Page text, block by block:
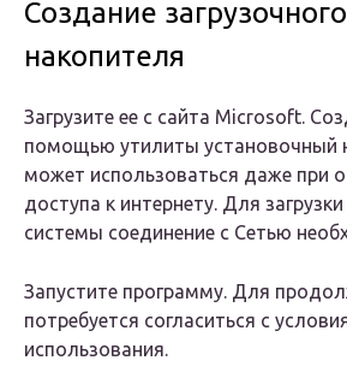
Создание загрузочного
накопителя
Загрузите ее с сайта Microsoft.
помощью утилиты установочный
может использоваться даже при
доступа к интернету. Для
системы соединение с Сетью
Запустите программу. Для
потребуется согласиться с
использования.